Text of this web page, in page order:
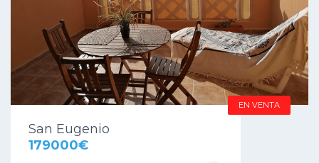
EN VENTA
San Eugenio
179000€